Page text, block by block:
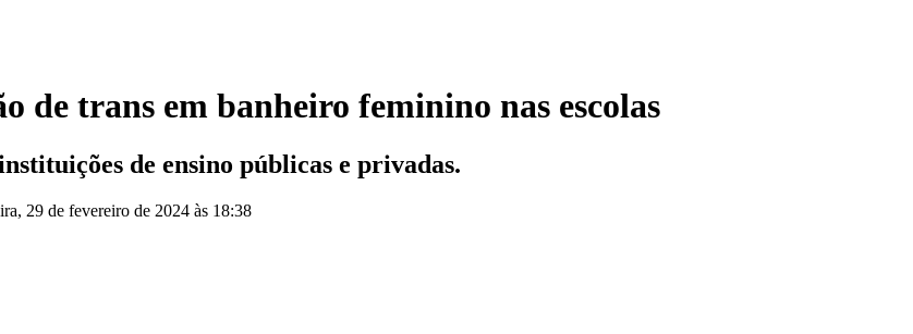
de trans em banheiro feminino nas escolas
de ensino públicas e privadas.
29 de fevereiro de 2024 às 18:38